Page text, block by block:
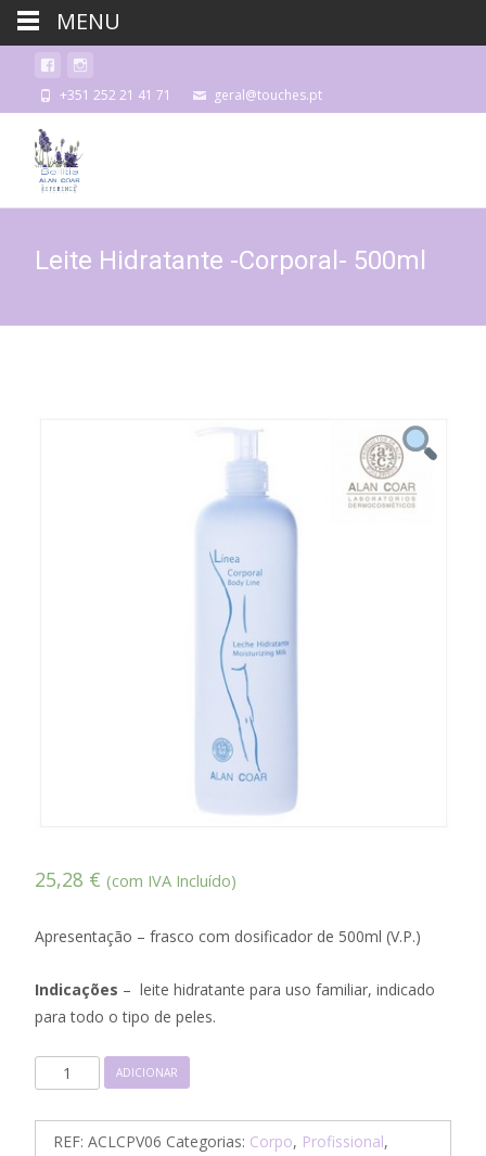
+351 252 21 41 71 geral@touches.pt
Leite Hidratante -Corporal- 500ml
25,28 € (com IVA Incluído)
Apresentação – frasco com dosificador de 500ml (V.P.)
Indicações – leite hidratante para uso familiar, indicado
para todo o tipo de peles.
Quantidade
de
Leite
Hidratante
ADICIONAR
REF: ACLCPV06 Categorias: Corpo, Profissional,
MENU